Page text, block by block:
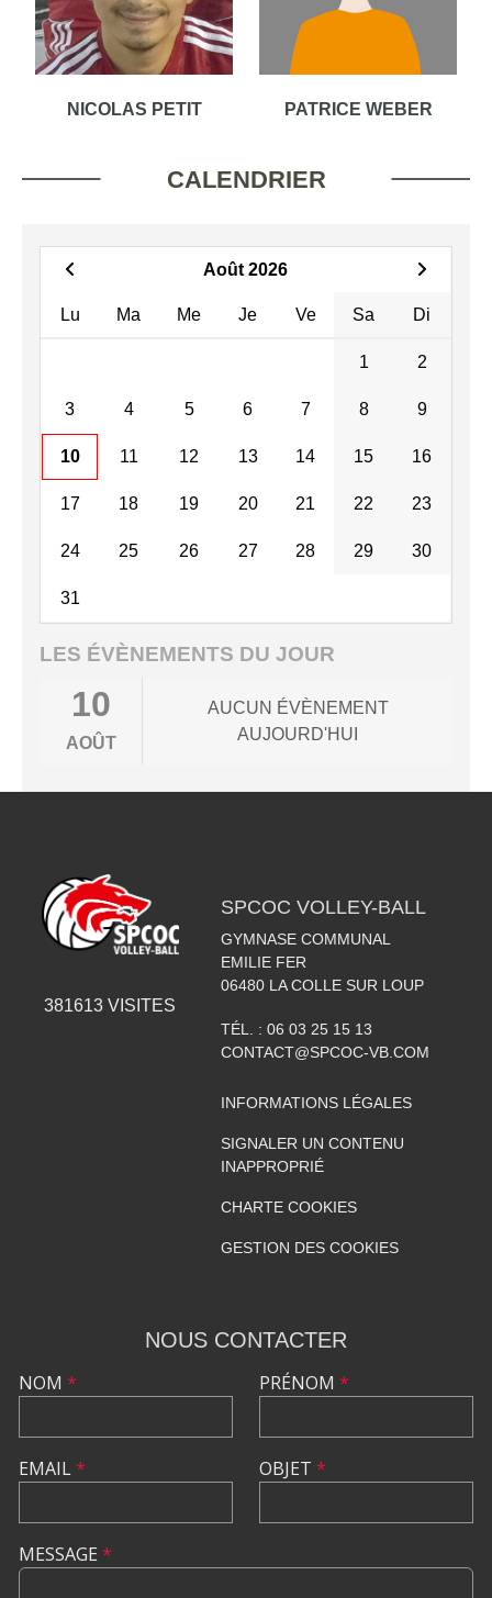
NICOLAS PETIT PATRICE WEBER
CALENDRIER
Août 2026
Lu Ma Me Je Ve Sa Di
1 2
3 4 5 6 7 8 9
10 11 12 13 14 15 16
17 18 19 20 21 22 23
24 25 26 27 28 29 30
31
LES ÉVÈNEMENTS DU JOUR
10
AOÛT
AUCUN ÉVÈNEMENT
AUJOURD'HUI
381613 VISITES
SPCOC VOLLEY-BALL
GYMNASE COMMUNAL
EMILIE FER
06480 LA COLLE SUR LOUP
TÉL. : 06 03 25 15 13
CONTACT@SPCOC-VB.COM
INFORMATIONS LÉGALES
SIGNALER UN CONTENU
INAPPROPRIÉ
CHARTE COOKIES
GESTION DES COOKIES
NOUS CONTACTER
NOM *
EMAIL*
PRÉNOM *
OBJET *
MESSAGE *